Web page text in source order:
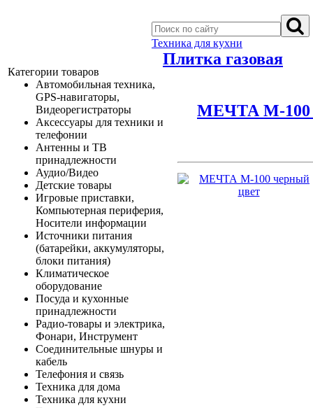
Категории товаров
Автомобильная техника,
GPS-навигаторы,
Видеорегистраторы
Аксессуары для техники и
телефонии
Антенны и ТВ
принадлежности
Аудио/Видео
Детские товары
Игровые приставки,
Компьютерная периферия,
Носители информации
Источники питания
(батарейки, аккумуляторы,
блоки питания)
Климатическое
оборудование
Посуда и кухонные
принадлежности
Радио-товары и электрика,
Фонари, Инструмент
Соединительные шнуры и
кабель
Телефония и связь
Техника для дома
Техника для кухни
Техника для кухни
Плитка газовая
МЕЧТА М-100